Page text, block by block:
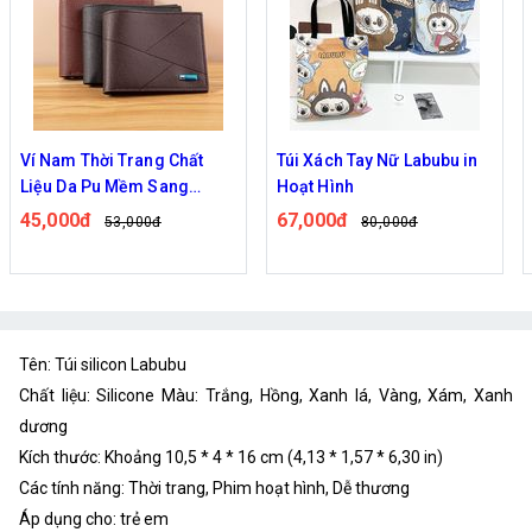
Túi Xách Tay Nữ Labubu in
Hoạt Hình
67,000đ 80,000đ
TÚI ĐEO CHÉO SILICON
KUROMI HỒNG VÀ TÍM
77,000đ 98,000đ
Tên: Túi silicon Labubu
Chất liệu: Silicone Màu: Trắng, Hồng, Xanh lá, Vàng, Xám, Xanh
dương
Kích thước: Khoảng 10,5 * 4 * 16 cm (4,13 * 1,57 * 6,30 in)
Các tính năng: Thời trang, Phim hoạt hình, Dễ thương
Áp dụng cho: trẻ em